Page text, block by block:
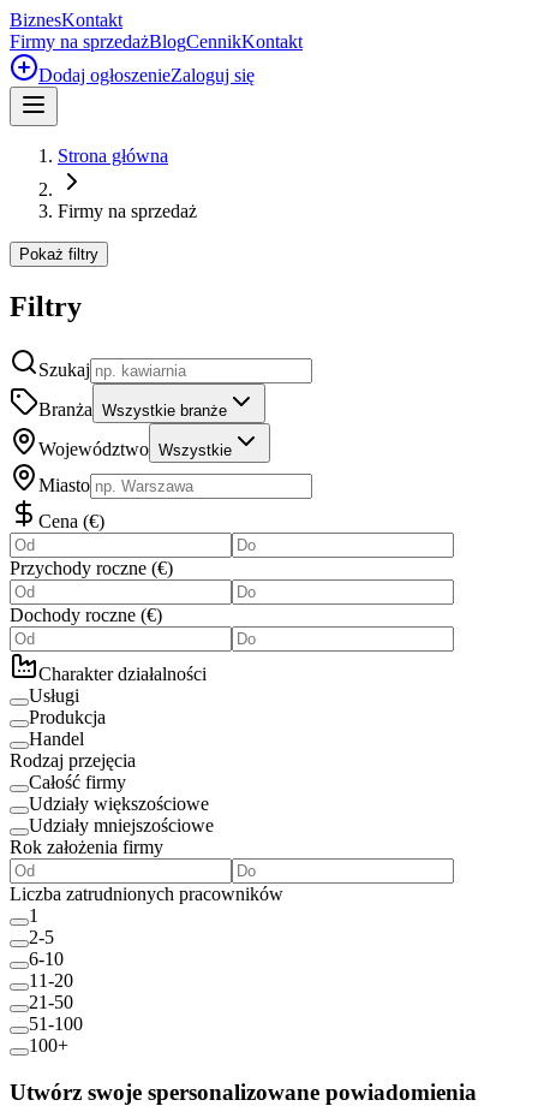
BiznesKontakt
Firmy na sprzedażBlogCennikKontakt
Dodaj ogłoszenieZaloguj się
Strona główna
Firmy na sprzedaż
Pokaż filtry
Filtry
Szukaj
Branża Wszystkie branże
Województwo Wszystkie
Miasto
Cena (€)
Przychody roczne (€)
Dochody roczne (€)
Charakter działalności
Usługi
Produkcja
Handel
Rodzaj przejęcia
Całość firmy
Udziały większościowe
Udziały mniejszościowe
Rok założenia firmy
Liczba zatrudnionych pracowników
1
2-5
6-10
11-20
21-50
51-100
100+
Utwórz swoje spersonalizowane powiadomienia